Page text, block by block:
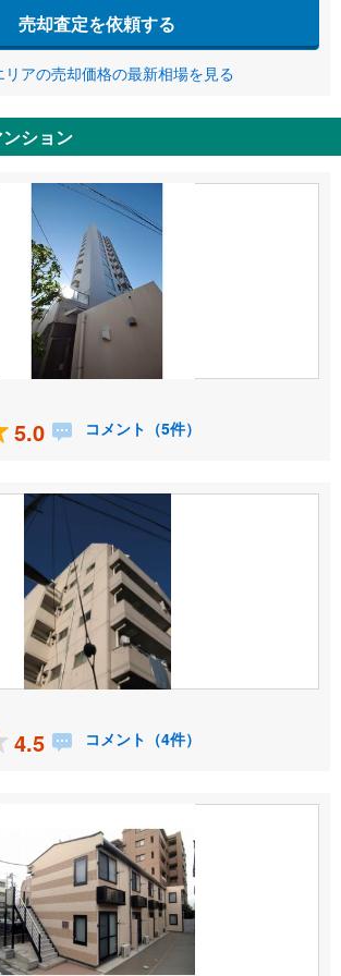
売却査定を依頼する
リアの売却価格の最新相場を見る
ション
5.0 コメント（5件）
4.5 コメント（4件）